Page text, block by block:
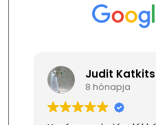
Judit Katkits
8 hónapja